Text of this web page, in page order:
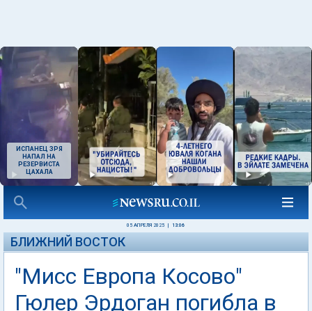
ИСПАНЕЦ ЗРЯ
НАПАЛ НА
РЕЗЕРВИСТА
ЦАХАЛА
05 АПРЕЛЯ 2025 13:06
БЛИЖНИЙ ВОСТОК
"Мисс Европа Косово"
Гюлер Эрдоган погибла в